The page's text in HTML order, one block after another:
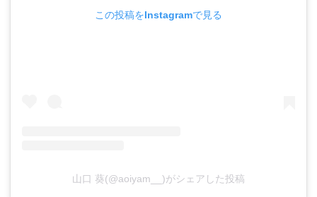
この投稿をInstagramで見る
山口 葵(@aoiyam__)がシェアした投稿